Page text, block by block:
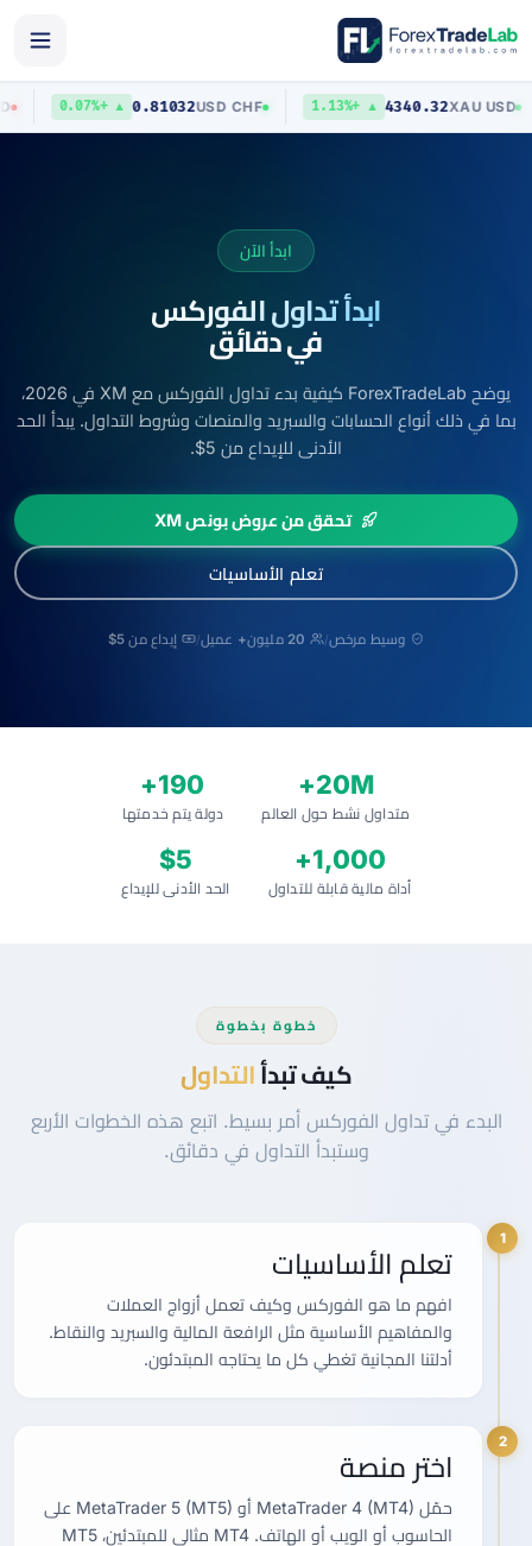
4340.32
▲ +1.13%
USD CHF
0.81032
▲ +0.07%
AUD USD
ابدأ الآن
ابدأ تداول الفوركس
في دقائق
يوضح ForexTradeLab كيفية بدء تداول الفوركس مع XM في 2026،
بما في ذلك أنواع الحسابات والسبريد والمنصات وشروط التداول. يبدأ الحد
الأدنى للإيداع من 5$.
تحقق من عروض بونص XM
تعلم الأساسيات
وسيط مرخص/ 20 مليون+ عميل / إيداع من 5$
20M+
متداول نشط حول العالم
190+
دولة يتم خدمتها
1,000+
أداة مالية قابلة للتداول
$5
الحد الأدنى للإيداع
خطوة بخطوة
كيف تبدأ التداول
البدء في تداول الفوركس أمر بسيط. اتبع هذه الخطوات الأربع
وستبدأ التداول في دقائق.
1
تعلم الأساسيات
افهم ما هو الفوركس وكيف تعمل أزواج العملات
والمفاهيم الأساسية مثل الرافعة المالية والسبريد والنقاط.
أدلتنا المجانية تغطي كل ما يحتاجه المبتدئون.
2
اختر منصة
حمّل MetaTrader 4 (MT4) أو MetaTrader 5 (MT5) على
الحاسوب أو الويب أو الهاتف. MT4 مثالي للمبتدئين، MT5